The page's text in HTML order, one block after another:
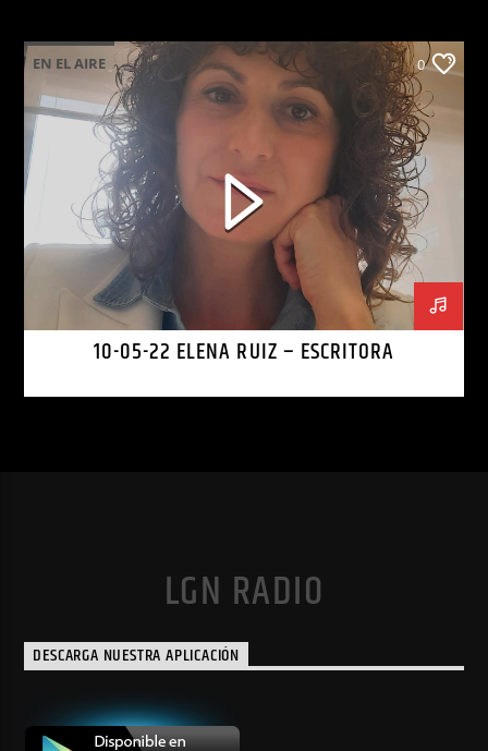
EN EL AIRE 0
10-05-22 ELENA RUIZ – ESCRITORA
LGN RADIO
DESCARGA NUESTRA APLICACIÓN